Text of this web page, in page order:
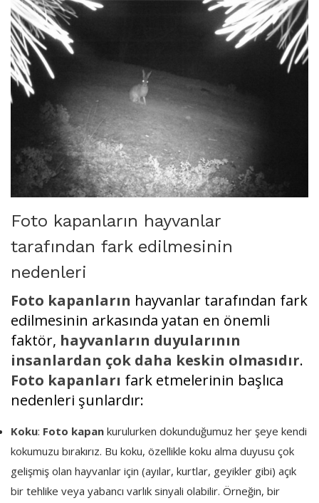
Foto kapanların hayvanlar
tarafından fark edilmesinin
nedenleri
Foto kapanların hayvanlar tarafından fark
edilmesinin arkasında yatan en önemli
faktör, hayvanların duyularının
insanlardan çok daha keskin olmasıdır.
Foto kapanları fark etmelerinin başlıca
nedenleri şunlardır:
Koku: Foto kapan kurulurken dokunduğumuz her şeye kendi
kokumuzu bırakırız. Bu koku, özellikle koku alma duyusu çok
gelişmiş olan hayvanlar için (ayılar, kurtlar, geyikler gibi) açık
bir tehlike veya yabancı varlık sinyali olabilir. Örneğin, bir